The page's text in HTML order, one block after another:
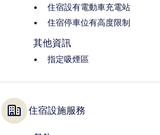
住宿設有電動車充電站
住宿停車位有高度限制
其他資訊
指定吸煙區
住宿設施服務